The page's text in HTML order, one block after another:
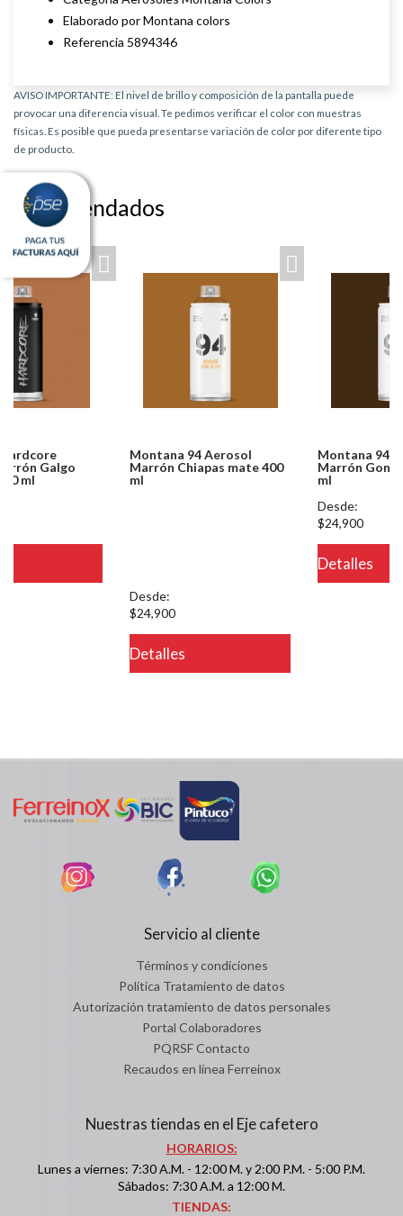
Elaborado por Montana colors
Referencia 5894346
AVISO IMPORTANTE: El nivel de brillo y composición de la pantalla puede
provocar una diferencia visual. Te pedimos verificar el color con muestras
físicas. Es posible que pueda presentarse variación de color por diferente tipo
de producto.
Recomendados
Montana 94 Aerosol
Marrón Chiapas mate 400
ml
/PageGearCloud/www/html/es/dominios/ferreinox.pagegear.co/
Montana 94 Aerosol
Marrón Gondola mate 400
Servicio al cliente
Términos y condiciones
Política Tratamiento de datos
Autorización tratamiento de datos personales
Portal Colaboradores
PQRSF Contacto
Recaudos en línea Ferreinox
Nuestras tiendas en el Eje cafetero
HORARIOS:
Lunes a viernes: 7:30 A.M. - 12:00 M. y 2:00 P.M. - 5:00 P.M.
Sábados: 7:30 A.M. a 12:00 M.
TIENDAS: